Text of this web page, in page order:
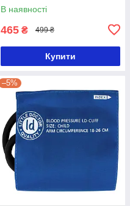
В наявності
465 ₴ 499 ₴
Купити
–5%